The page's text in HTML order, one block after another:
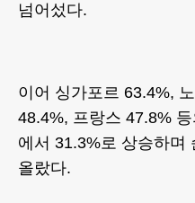
넘어섰다.
이어 싱가포르 63.4%,
48.4%, 프랑스 47.8%
에서 31.3%로 상승하며
올랐다.